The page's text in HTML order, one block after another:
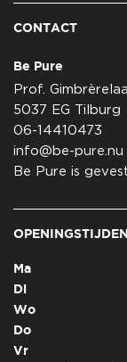
CONTACT
Be Pure
Prof.
5037 EG Tilburg
06-14410473
info@be-pure.nu
Be Pure is
OPENINGSTIJDEN
Ma
Di
Wo
Do
Vr